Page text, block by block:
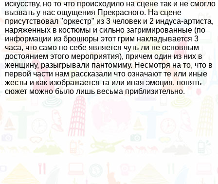
искусству, но то что происходило на сцене так и не смогло
вызвать у нас ощущения Прекрасного. На сцене
присутствовал "оркестр" из 3 человек и 2 индуса-артиста,
наряженных в костюмы и сильно загримированные (по
информации из брошюры этот грим накладывается 3
часа, что само по себе является чуть ли не основным
достоянием этого мероприятия), причем один из них в
женщину, разыгрывали пантомиму. Несмотря на то, что в
первой части нам рассказали что означают те или иные
жесты и как изображается та или иная эмоция, понять
сюжет можно было лишь весьма приблизительно.